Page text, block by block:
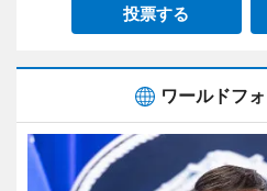
投票する
ワールドフ